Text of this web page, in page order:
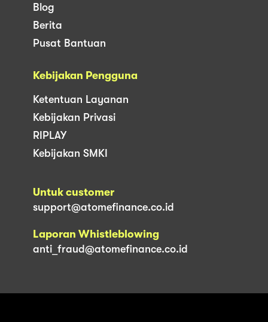
Blog
Berita
Pusat Bantuan
Kebijakan Pengguna
Ketentuan Layanan
Kebijakan Privasi
RIPLAY
Kebijakan SMKI
Untuk customer
support@atomefinance.co.id
Laporan Whistleblowing
anti_fraud@atomefinance.co.id